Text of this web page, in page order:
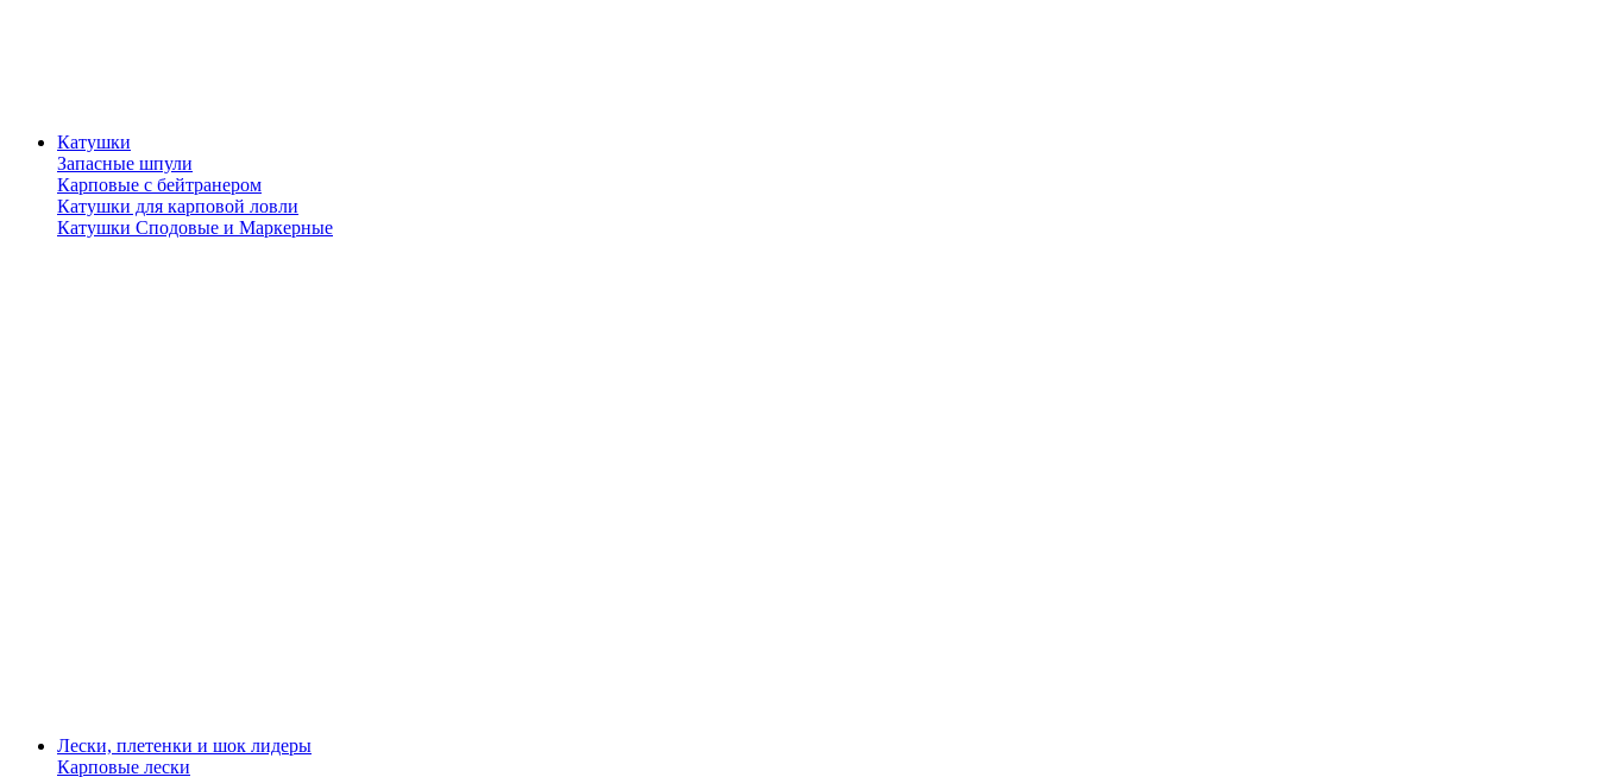
Катушки
Запасные шпули
Карповые с бейтранером
Катушки для карповой ловли
Катушки Сподовые и Маркерные
Лески, плетенки и шок лидеры
Карповые лески